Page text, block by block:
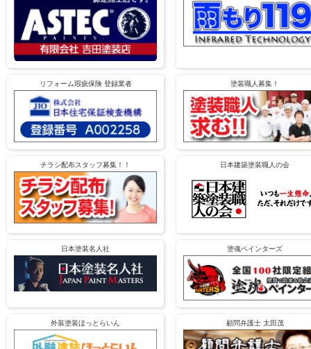
リフォーム瑕疵保険 登録業者 塗装職人募集！
チラシ配布スタッフ募集！！ 日本建築塗装職人の会
日本塗装名人社 塗魂ペインターズ
外装塗装ほっとらいん 顧問弁護士 太田茂